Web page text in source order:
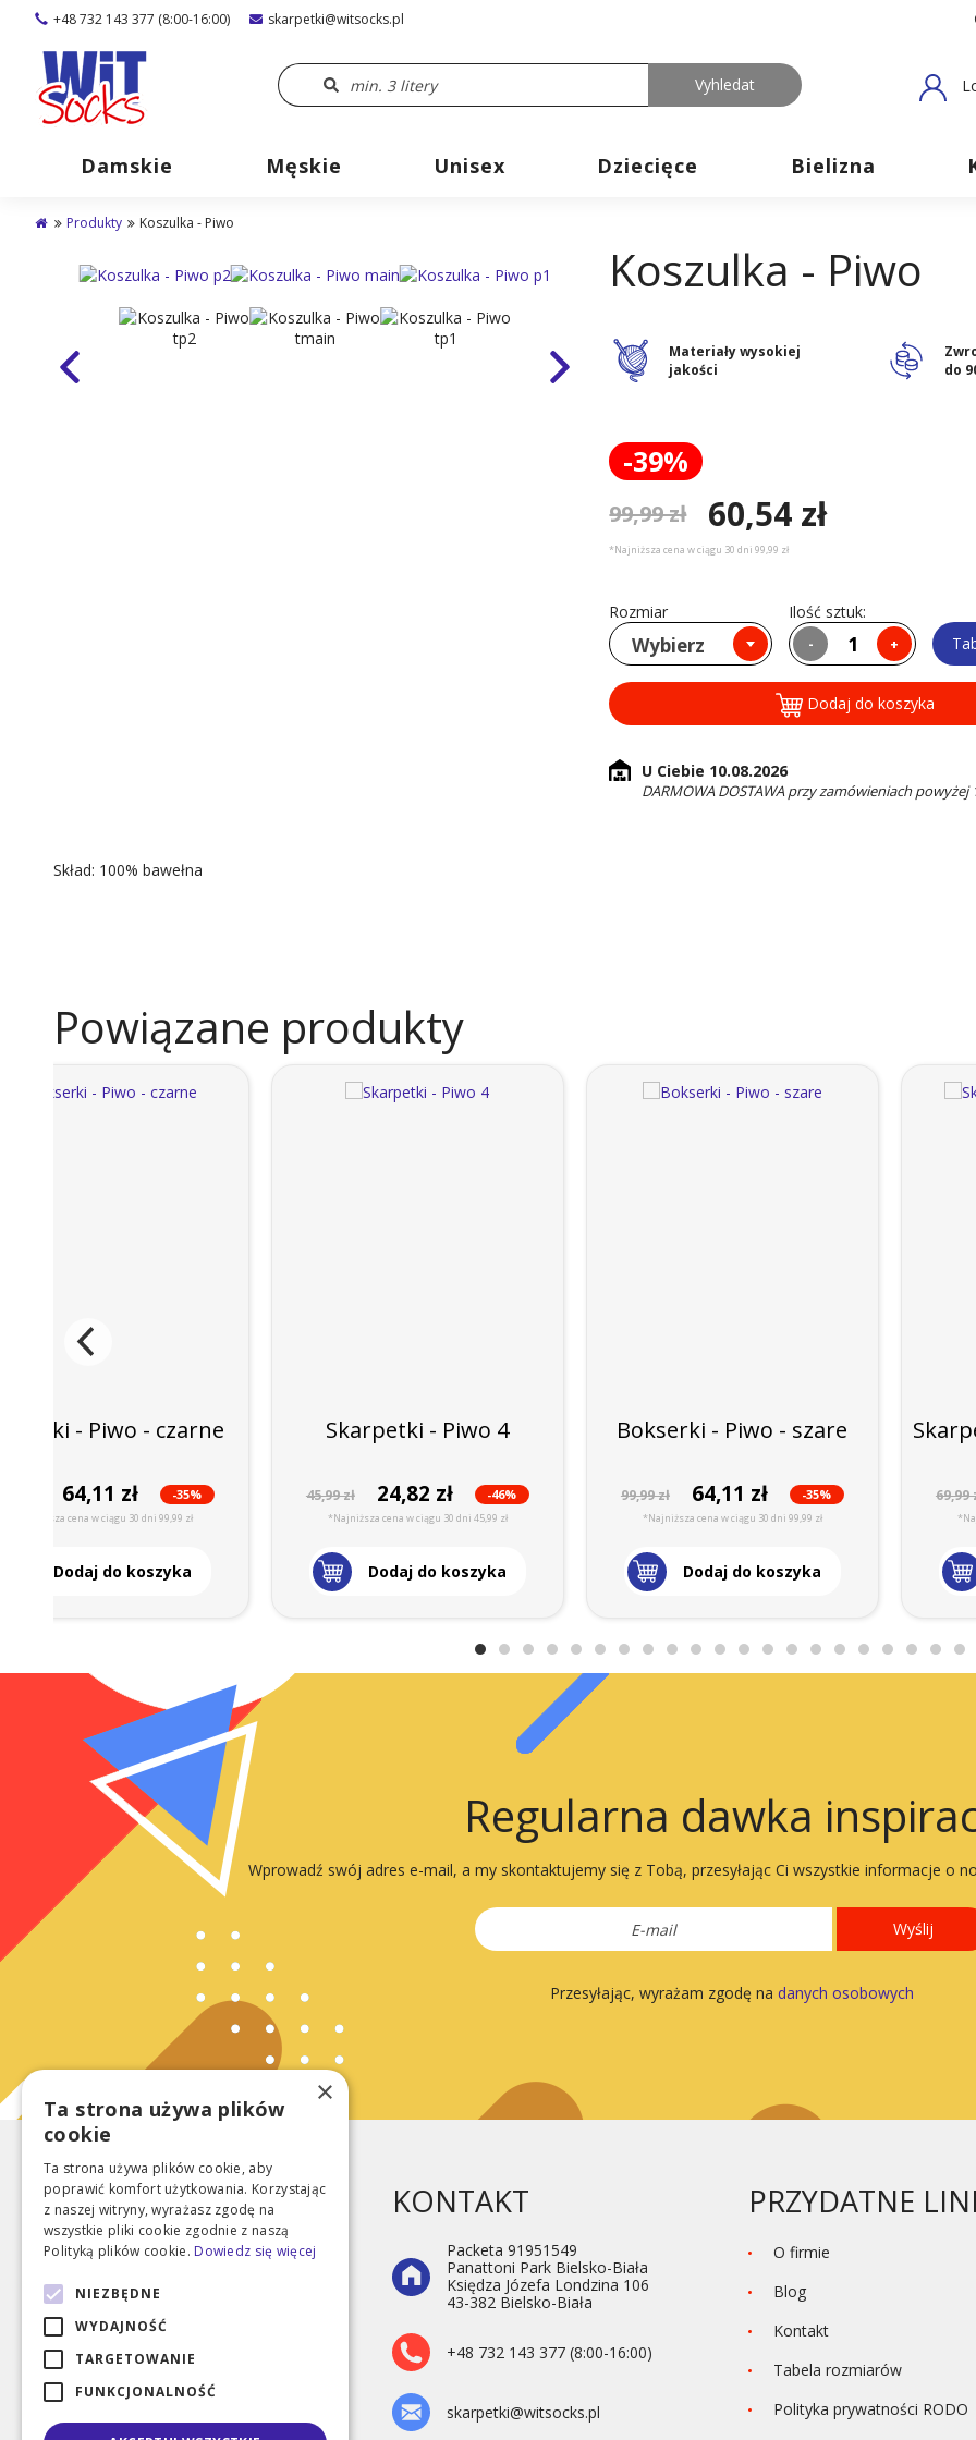
+48 732 143 377 (8:00-16:00) skarpetki@witsocks.pl
Damskie Męskie Unisex Dziecięce Bielizna
Produkty Koszulka - Piwo
Koszulka - Piwo
Materiały wysokiej
jakości
do
-39%
99,99 zł 60,54 zł
*Najniższa cena w ciągu 30 dni 99,99 zł
Rozmiar
Wybierz
Ilość sztuk:
- +
Dodaj do koszyka
U Ciebie 10.08.2026
DARMOWA DOSTAWA przy zamówieniach powyżej
Skład: 100% bawełna
Powiązane produkty
Bokserki - Piwo - szare
99,99 zł 64,11 zł -35%
*Najniższa cena w ciągu 30 dni 99,99 zł
Dodaj do koszyka
69,99
- Piwo - czarne
64,11 zł -35%
*Najniższa cena w ciągu 30 dni 99,99 zł
Dodaj do koszyka
Skarpetki - Piwo 4
45,99 zł 24,82 zł -46%
*Najniższa cena w ciągu 30 dni 45,99 zł
Dodaj do koszyka
Regularna dawka
Wprowadź swój adres e-mail, a my skontaktujemy się z Tobą, przesyłając Ci wszystkie informacje o
Wyślij
Przesyłając, wyrażam zgodę na danych osobowych
KONTAKT
Packeta 91951549
Panattoni Park Bielsko-Biała
Księdza Józefa Londzina 106
43-382 Bielsko-Biała
+48 732 143 377 (8:00-16:00)
skarpetki@witsocks.pl
PRZYDATNE
O firmie
Blog
Kontakt
Tabela rozmiarów
Polityka prywatności RODO
×
Ta strona używa plików
cookie
Ta strona używa plików cookie, aby
poprawić komfort użytkowania. Korzystając
z naszej witryny, wyrażasz zgodę na
wszystkie pliki cookie zgodnie z naszą
Polityką plików cookie. Dowiedz się więcej
NIEZBĘDNE
WYDAJNOŚĆ
TARGETOWANIE
FUNKCJONALNOŚĆ